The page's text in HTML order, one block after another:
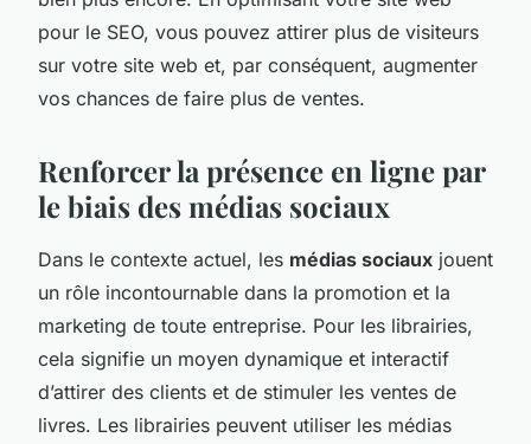
pour le SEO, vous pouvez attirer plus de visiteurs
sur votre site web et, par conséquent, augmenter
vos chances de faire plus de ventes.
Renforcer la présence en ligne par
le biais des médias sociaux
Dans le contexte actuel, les médias sociaux jouent
un rôle incontournable dans la promotion et la
marketing de toute entreprise. Pour les librairies,
cela signifie un moyen dynamique et interactif
d’attirer des clients et de stimuler les ventes de
livres. Les librairies peuvent utiliser les médias